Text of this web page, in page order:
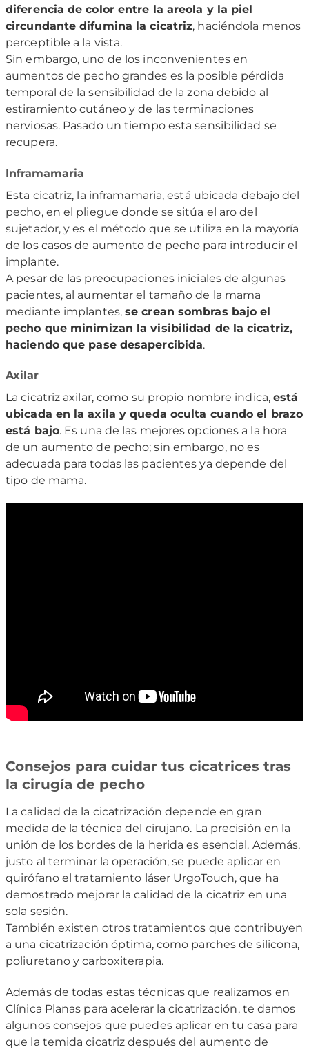
diferencia de color entre la areola y la piel
circundante difumina la cicatriz, haciéndola menos
perceptible a la vista.
Sin embargo, uno de los inconvenientes en
aumentos de pecho grandes es la posible pérdida
temporal de la sensibilidad de la zona debido al
estiramiento cutáneo y de las terminaciones
nerviosas. Pasado un tiempo esta sensibilidad se
recupera.
Inframamaria
Esta cicatriz, la inframamaria, está ubicada debajo del
pecho, en el pliegue donde se sitúa el aro del
sujetador, y es el método que se utiliza en la mayoría
de los casos de aumento de pecho para introducir el
implante.
A pesar de las preocupaciones iniciales de algunas
pacientes, al aumentar el tamaño de la mama
mediante implantes,se crean sombras bajo el
pecho que minimizan la visibilidad de la cicatriz,
haciendo que pase desapercibida.
Axilar
La cicatriz axilar, como su propio nombre indica, está
ubicada en la axila y queda oculta cuando el brazo
está bajo. Es una de las mejores opciones a la hora
de un aumento de pecho; sin embargo, no es
adecuada para todas las pacientes ya depende del
tipo de mama.
Consejos para cuidar tus cicatrices tras
la cirugía de pecho
La calidad de la cicatrización depende en gran
medida de la técnica del cirujano. La precisión en la
unión de los bordes de la herida es esencial. Además,
justo al terminar la operación, se puede aplicar en
quirófano el tratamiento láser UrgoTouch, que ha
demostrado mejorar la calidad de la cicatriz en una
sola sesión.
También existen otros tratamientos que contribuyen
a una cicatrización óptima, como parches de silicona,
poliuretano y carboxiterapia.
Además de todas estas técnicas que realizamos en
Clínica Planas para acelerar la cicatrización, te damos
algunos consejos que puedes aplicar en tu casa para
que la temida cicatriz después del aumento de